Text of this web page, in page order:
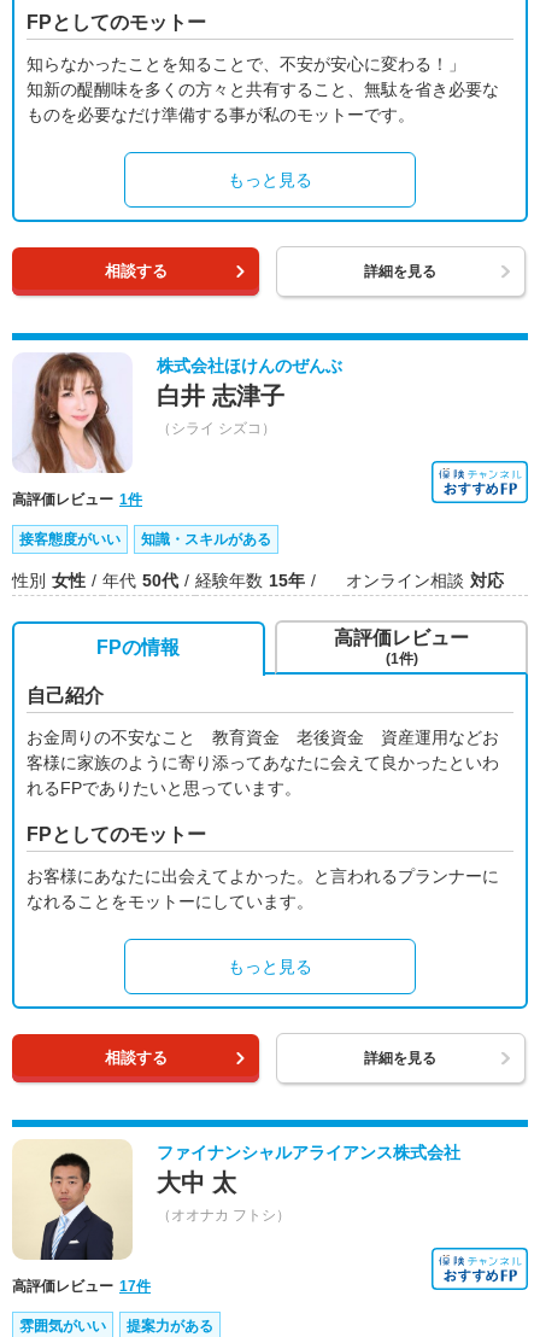
FPとしてのモットー
知らなかったことを知ることで、不安が安心に変わる！」
知新の醍醐味を多くの方々と共有すること、無駄を省き必要な
ものを必要なだけ準備する事が私のモットーです。
もっと見る
相談する 詳細を見る
株式会社ほけんのぜんぶ
白井 志津子
（シライ シズコ）
高評価レビュー 1件
接客態度がいい 知識・スキルがある
性別 女性 年代 50代 経験年数 15年 オンライン相談 対応
FPの情報
自己紹介
お金周りの不安なこと 教育資金 老後資金 資産運用などお
客様に家族のように寄り添ってあなたに会えて良かったといわ
れるFPでありたいと思っています。
FPとしてのモットー
お客様にあなたに出会えてよかった。と言われるプランナーに
なれることをモットーにしています。
もっと見る
高評価レビュー
(1件)
相談する 詳細を見る
ファイナンシャルアライアンス株式会社
大中 太
（オオナカ フトシ）
高評価レビュー 17件
雰囲気がいい 提案力がある